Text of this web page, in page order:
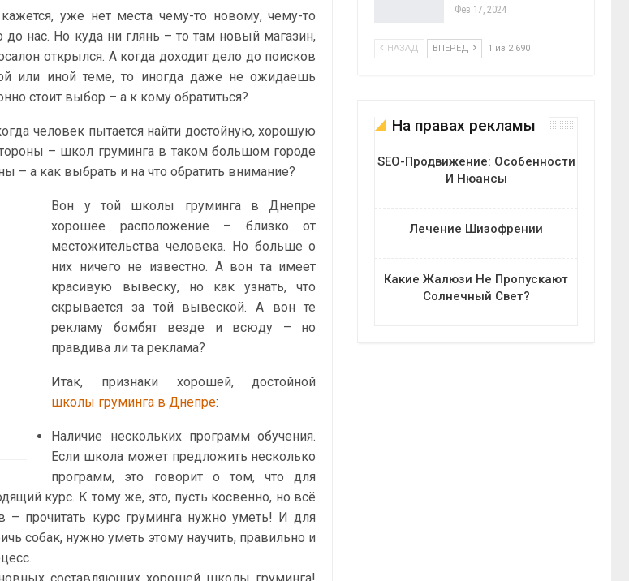
уже нет места чему-то новому, чему-то
нас. Но куда ни глянь – то там новый магазин,
открылся. А когда доходит дело до поисков
или иной теме, то иногда даже не ожидаешь
стоит выбор – а к кому обратиться?
человек пытается найти достойную, хорошую
– школ груминга в таком большом городе
– а как выбрать и на что обратить внимание?
Вон у той школы груминга в Днепре
хорошее расположение – близко от
местожительства человека. Но больше о
них ничего не известно. А вон та имеет
красивую вывеску, но как узнать, что
скрывается за той вывеской. А вон те
рекламу бомбят везде и всюду – но
правдива ли та реклама?
Итак, признаки хорошей, достойной
школы груминга в Днепре:
Наличие нескольких программ обучения.
Если школа может предложить несколько
программ, это говорит о том, что для
курс. К тому же, это, пусть косвенно, но всё
– прочитать курс груминга нужно уметь! И для
собак, нужно уметь этому научить, правильно и
Фев 17, 2024
НАЗАД ВПЕРЕД 1 из 2 690
На правах рекламы
SEO-Продвижение: Особенности
И Нюансы
Лечение Шизофрении
Какие Жалюзи Не Пропускают
Солнечный Свет?